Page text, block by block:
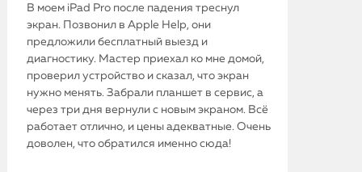
В моем iPad Pro после падения треснул
экран. Позвонил в Apple Help, они
предложили бесплатный выезд и
диагностику. Мастер приехал ко мне домой,
проверил устройство и сказал, что экран
нужно менять. Забрали планшет в сервис, а
через три дня вернули с новым экраном. Всё
работает отлично, и цены адекватные. Очень
доволен, что обратился именно сюда!